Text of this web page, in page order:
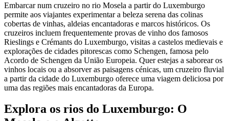
Embarcar num cruzeiro no rio Mosela a partir do Luxemburgo
permite aos viajantes experimentar a beleza serena das colinas
cobertas de vinhas, aldeias encantadoras e marcos históricos. Os
cruzeiros incluem frequentemente provas de vinho dos famosos
Rieslings e Crémants do Luxemburgo, visitas a castelos medievais e
explorações de cidades pitorescas como Schengen, famosa pelo
Acordo de Schengen da União Europeia. Quer estejas a saborear os
vinhos locais ou a absorver as paisagens cénicas, um cruzeiro fluvial
a partir da cidade do Luxemburgo oferece uma viagem deliciosa por
uma das regiões mais encantadoras da Europa.
Explora os rios do Luxemburgo: O